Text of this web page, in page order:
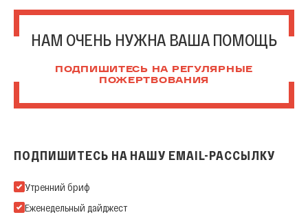
НАМ ОЧЕНЬ НУЖНА ВАША ПОМОЩЬ
ПОДПИШИТЕСЬ НА РЕГУЛЯРНЫЕ
ПОЖЕРТВОВАНИЯ
ПОДПИШИТЕСЬ НА НАШУ EMAIL-РАССЫЛКУ
Подпишитесь на нашу Email-рассылку
Утренний бриф
Еженедельный дайджест